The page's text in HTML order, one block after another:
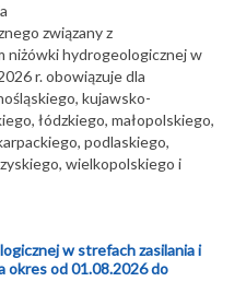
związany z
niżówki hydrogeologicznej w
r. obowiązuje dla
kujawsko-
łódzkiego, małopolskiego,
podlaskiego,
wielkopolskiego i
w strefach zasilania i
okres od 01.08.2026 do